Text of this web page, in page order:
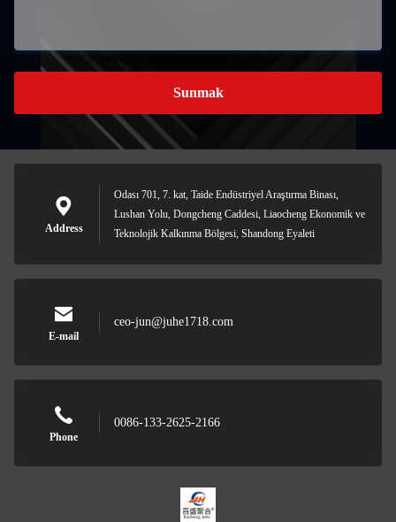
Sunmak
Address
Odası 701, 7. kat, Taide Endüstriyel Araştırma Binası,
Lushan Yolu, Dongcheng Caddesi, Liaocheng Ekonomik ve
Teknolojik Kalkınma Bölgesi, Shandong Eyaleti
E-mail
ceo-jun@juhe1718.com
Phone
0086-133-2625-2166